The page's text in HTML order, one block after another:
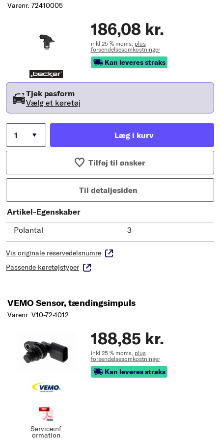
Varenr. 72410005
186,08 kr.
inkl 25 % moms, plus
forsendelsesomkostninger
Kan leveres straks
Tjek pasform
Vælg et køretøj
Læg i kurv
Tilføj til ønsker
Til detaljesiden
Artikel-Egenskaber
Polantal
3
Vis originale reservedelsnumre
Passende køretøjstyper
VEMO Sensor, tændingsimpuls
Varenr. V10-72-1012
Serviceinf
ormation
188,85 kr.
inkl 25 % moms, plus
forsendelsesomkostninger
Kan leveres straks